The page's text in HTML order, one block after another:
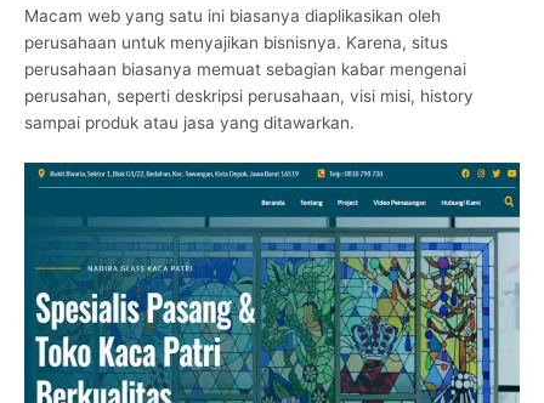
Macam web yang satu ini biasanya diaplikasikan oleh
perusahaan untuk menyajikan bisnisnya. Karena, situs
perusahaan biasanya memuat sebagian kabar mengenai
perusahan, seperti deskripsi perusahaan, visi misi, history
sampai produk atau jasa yang ditawarkan.